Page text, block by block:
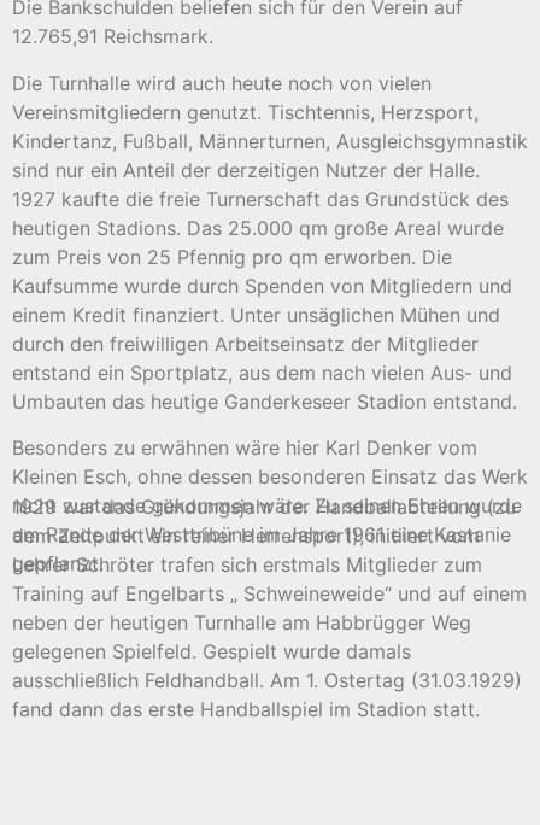
Die Bankschulden beliefen sich für den Verein auf
12.765,91 Reichsmark.
Die Turnhalle wird auch heute noch von vielen
Vereinsmitgliedern genutzt. Tischtennis, Herzsport,
Kindertanz, Fußball, Männerturnen, Ausgleichsgymnastik
sind nur ein Anteil der derzeitigen Nutzer der Halle.
1927 kaufte die freie Turnerschaft das Grundstück des
heutigen Stadions. Das 25.000 qm große Areal wurde
zum Preis von 25 Pfennig pro qm erworben. Die
Kaufsumme wurde durch Spenden von Mitgliedern und
einem Kredit finanziert. Unter unsäglichen Mühen und
durch den freiwilligen Arbeitseinsatz der Mitglieder
entstand ein Sportplatz, aus dem nach vielen Aus- und
Umbauten das heutige Ganderkeseer Stadion entstand.
Besonders zu erwähnen wäre hier Karl Denker vom
Kleinen Esch, ohne dessen besonderen Einsatz das Werk
nicht zustande gekommen wäre. Zu seinen Ehren wurde
am Rande der Westtribüne im Jahre 1961 eine Kastanie
gepflanzt.
1929 war das Gründungsjahr der Handballabteilung (zu
dem Zeitpunkt ein reiner Herrensport), initiiert vom
Lehrer Schröter trafen sich erstmals Mitglieder zum
Training auf Engelbarts „ Schweineweide“ und auf einem
neben der heutigen Turnhalle am Habbrügger Weg
gelegenen Spielfeld. Gespielt wurde damals
ausschließlich Feldhandball. Am 1. Ostertag (31.03.1929)
fand dann das erste Handballspiel im Stadion statt.